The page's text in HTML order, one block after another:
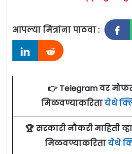
आपल्या मित्रांना पाठवा :
👉 Telegram वर
मिळवण्याकरिता येथे
🏆 सरकारी नौकरी माहिती
मिळवण्याकरिता येथे